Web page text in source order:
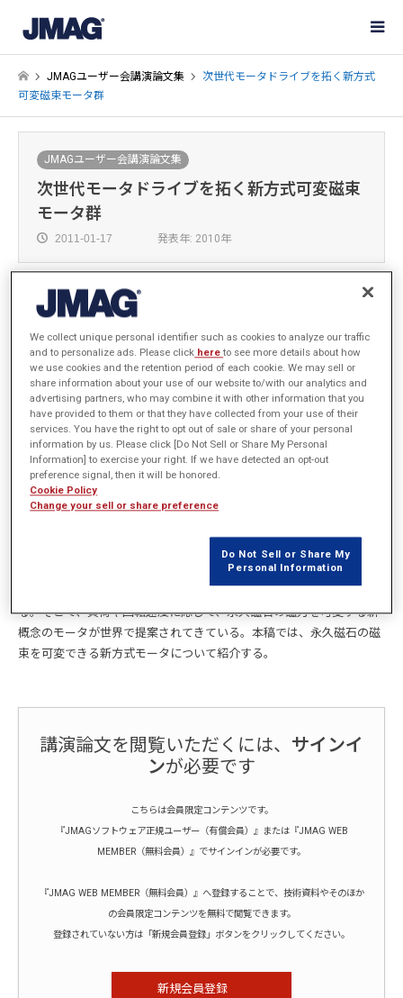
JMAGユーザー会講演論文集
次世代モータドライブを拓く新方式
可変磁束モータ群
JMAGユーザー会講演論文集
次世代モータドライブを拓く新方式可変磁束
モータ群
2011-01-17 発表年: 2010年
東洋大学 理工学部 電気電子情報工学科
堺 和人
概要
電気機器や電気自動車(ＥＶ)を省エネルギーにするためには、モータ
の消費電力量電量の低減が重要となる。これらの装置に適用されるモ
ータは可変速で運転される。さらに定常状態では軽負荷、起動時は高
きる。しかし、永久磁石の大きな磁束は多量の鉄損を発生するので、
軽負荷や高速回転域においてはモータの効率は低下する。また、高速
域で電圧を抑制するための弱め磁束制御は銅損と高周波鉄損を増加す
る。そこで、負荷や回転速度に応じて、永久磁石の磁力を可変する新
概念のモータが世界で提案されてきている。本稿では、永久磁石の磁
束を可変できる新方式モータについて紹介する。
講演論文を閲覧いただくには、 サインイ
ンが必要です
こちらは会員限定コンテンツです。
『JMAGソフトウェア正規ユーザー（有償会員）』または『JMAG WEB
MEMBER（無料会員）』でサインインが必要です。
『JMAG WEB MEMBER（無料会員）』へ登録することで、技術資料やそのほか
の会員限定コンテンツを無料で閲覧できます。
登録されていない方は「新規会員登録」ボタンをクリックしてください。
新規会員登録
We collect unique personal identifier such as cookies to analyze our traffic
and to personalize ads. Please click hereto see more details about how
we use cookies and the retention period of each cookie. We may sell or
share information about your use of our website to/with our analytics and
advertising partners, who may combine it with other information that you
have provided to them or that they have collected from your use of their
services. You have the right to opt out of sale or share of your personal
information by us. Please click [Do Not Sell or Share My Personal
Information] to exercise your right. If we have detected an opt-out
preference signal, then it will be honored.
Cookie Policy
Change your sell or share preference
Do Not Sell or Share My
Personal Information